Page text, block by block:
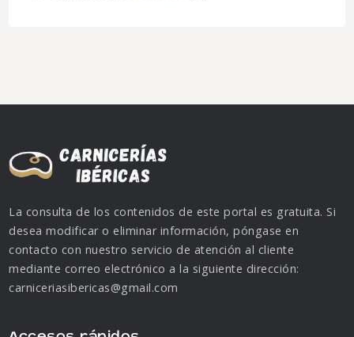
La consulta de los contenidos de este portal es gratuita. Si
desea modificar o eliminar información, póngase en
contacto con nuestro servicio de atención al cliente
mediante correo electrónico a la siguiente dirección:
carniceriasibericas@gmail.com